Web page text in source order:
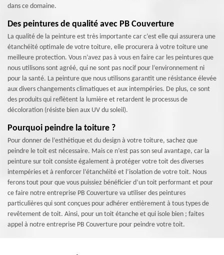
dans ce domaine.
Des peintures de qualité avec PB Couverture
La qualité de la peinture est très importante car c’est elle qui assurera une
étanchéité optimale de votre toiture, elle procurera à votre toiture une
meilleure protection. Vous n’avez pas à vous en faire car les peintures que
nous utilisons sont agréé, qui ne sont pas nocif pour l’environnement ni
pour la santé. La peinture que nous utilisons garantit une résistance élevée
aux divers changements climatiques et aux intempéries. De plus, ce sont
des produits qui reflètent la lumière et retardent le processus de
décoloration (résiste bien aux UV du soleil).
Pourquoi peindre la toiture ?
Pour donner de l’esthétique et du design à votre toiture, sachez que
peindre le toit est nécessaire. Mais ce n’est pas son seul avantage, car la
peinture sur toit consiste également à protéger votre toit des diverses
intempéries et à renforcer l’étanchéité et l’isolation de votre toit. Nous
ferons tout pour que vous puissiez bénéficier d’un toit performant et pour
ce faire notre entreprise PB Couverture va utiliser des peintures
particulières qui sont conçues pour adhérer entièrement à tous types de
revêtement de toit. Ainsi, pour un toit étanche et qui isole bien ; faites
appel à notre entreprise PB Couverture pour peindre votre toit.